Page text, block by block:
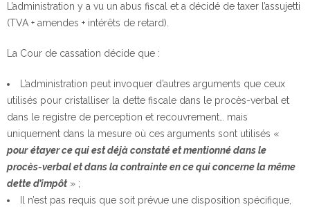
L’administration y a vu un abus fiscal et a décidé de taxer l’assujetti
(TVA + amendes + intérêts de retard).
La Cour de cassation décide que :
L’administration peut invoquer d’autres arguments que ceux
utilisés pour cristalliser la dette fiscale dans le procès-verbal et
dans le registre de perception et recouvrement… mais
uniquement dans la mesure où ces arguments sont utilisés «
pour étayer ce qui est déjà constaté et mentionné dans le
procès-verbal et dans la contrainte en ce qui concerne la même
dette d’impôt» ;
Il n’est pas requis que soit prévue une disposition spécifique,